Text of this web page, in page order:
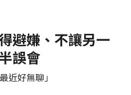
避嫌、不讓另一
誤會
近好無聊」